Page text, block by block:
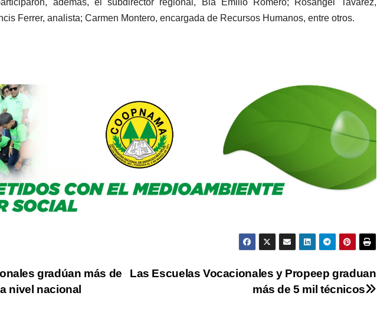
además, el subdirector regional, Bla Emilio Romero; Rosangel Tavarez,
Ferrer, analista; Carmen Montero, encargada de Recursos Humanos, entre otros.
Las Escuelas Vocacionales y Propeep graduan
más de 5 mil técnicos
gradúan más de
nivel nacional